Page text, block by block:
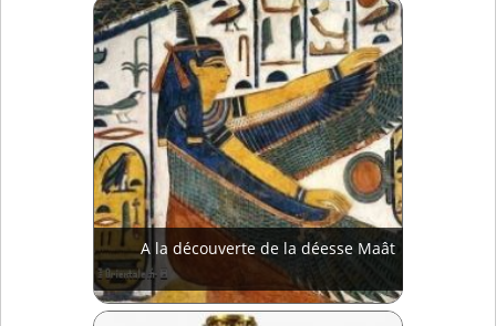
A la découverte de la déesse Maât